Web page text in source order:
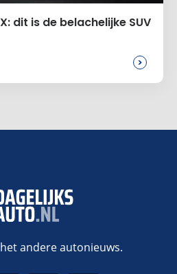
dit is de belachelijke SUV
>
andere autonieuws.